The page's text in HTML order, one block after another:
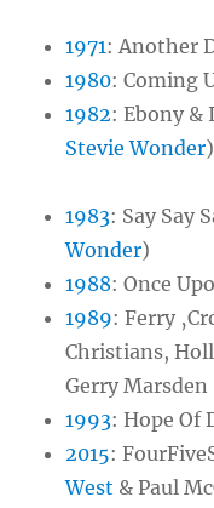
1971:Another
1980:Coming
1982:Ebony &
Stevie Wonder)
1983: Say Say
Wonder)
1988:Once
1989:Ferry
Christians,
Gerry
1993:Hope Of
2015:
West & Paul